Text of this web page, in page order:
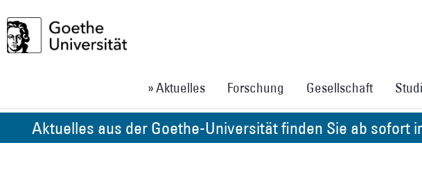
» Aktuelles Forschung Gesellschaft
Aktuelles aus der Goethe-Universität finden Sie ab sofort